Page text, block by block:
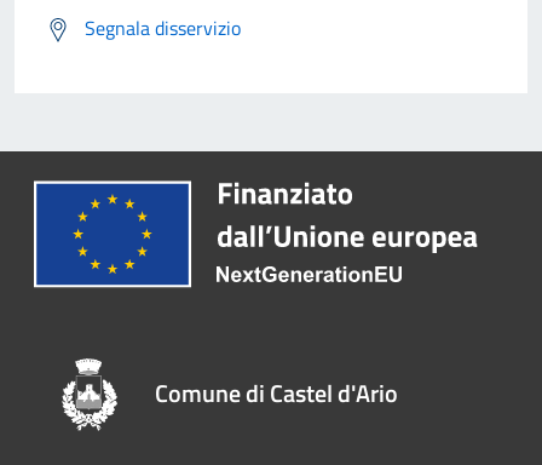
Segnala disservizio
Comune di Castel d'Ario